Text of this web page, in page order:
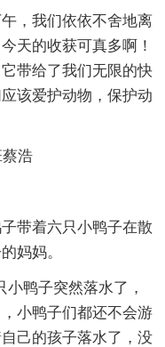
，我们依依不舍地离
天的收获可真多啊！
带给了我们无限的快
该爱护动物，保护动
浩
带着六只小鸭子在散
妈妈。
小鸭子突然落水了，
小鸭子们都还不会游
己的孩子落水了，没